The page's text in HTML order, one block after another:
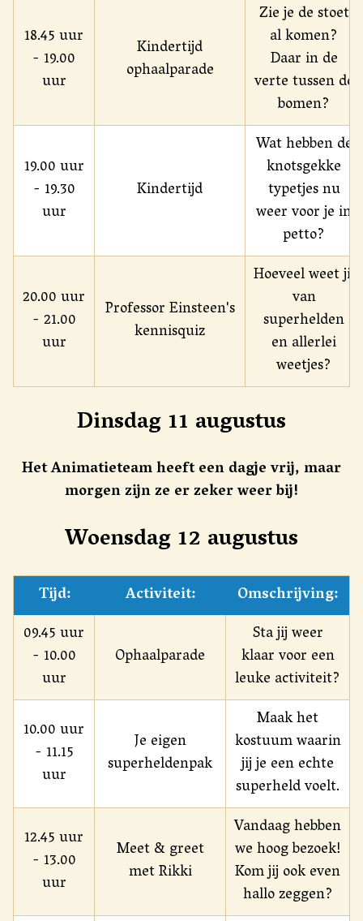
18.45 uur
- 19.00
uur
Kindertijd
ophaalparade
Zie je de stoet
al komen?
Daar in de
verte tussen de
bomen?
19.00 uur
- 19.30
uur
Kindertijd
Wat hebben de
knotsgekke
typetjes nu
weer voor je in
petto?
20.00 uur
- 21.00
uur
Professor Einsteen's
kennisquiz
Hoeveel weet jij
van
superhelden
en allerlei
weetjes?
Dinsdag 11 augustus
Het Animatieteam heeft een dagje vrij, maar
morgen zijn ze er zeker weer bij!
Woensdag 12 augustus
Tijd: Activiteit:
Omschrijving:
09.45 uur
- 10.00
uur
Ophaalparade
Sta jij weer
klaar voor een
leuke activiteit?
10.00 uur
- 11.15
uur
Je eigen
superheldenpak
Maak het
kostuum waarin
jij je een echte
superheld voelt.
12.45 uur
- 13.00
uur
Meet & greet
met Rikki
Vandaag hebben
we hoog bezoek!
Kom jij ook even
hallo zeggen?